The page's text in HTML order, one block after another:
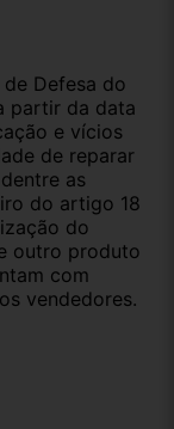
Defesa do
partir da data
e vícios
de reparar
as
do artigo 18
do
outro produto
com
vendedores.